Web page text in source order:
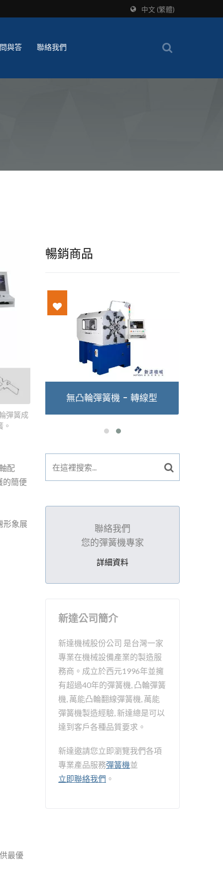
中文 (繁體)
問與答 聯絡我們
彈簧成
配
的簡便
形象展
最優
暢銷商品
型 11軸X型彈簧機
聯絡我們
您的彈簧機專家
詳細資料
新達公司簡介
新達機械股份公司 是台灣一家
專業在機械設備產業的製造服
務商。成立於西元1996年並擁
有超過40年的彈簧機, 凸輪彈簧
機, 萬能凸輪翻線彈簧機, 萬能
彈簧機製造經驗, 新達總是可以
達到客戶各種品質要求。
新達邀請您立即瀏覽我們各項
專業產品服務彈簧機並
立即聯絡我們 。